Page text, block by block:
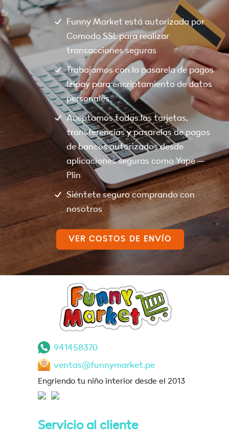
Funny Market está autorizada por
Comodo SSL para realizar
transacciones seguras
Trabajamos con la pasarela de pagos
Izipay para encriptamiento de datos
personales
Aceptamos todas las tarjetas,
transferencias y pasarelas de pagos
de bancos autorizados desde
aplicaciones seguras como Yape –
Plin
Siéntete seguro comprando con
nosotros
VER COSTOS DE ENVÍO
941458370
ventas@funnymarket.pe
Engriendo tu niño interior desde el 2013
Servicio al cliente